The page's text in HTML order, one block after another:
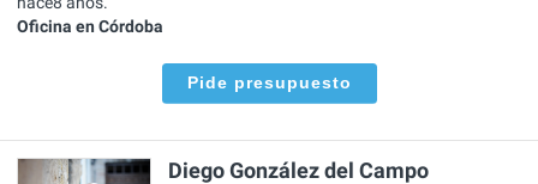
Oficina en Córdoba
Pide presupuesto
Diego González del Campo